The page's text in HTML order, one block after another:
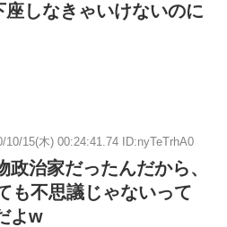
座しなきゃいけないのに
10/15(木) 00:24:41.74 ID:nyTeTrhA0
治家だったんだから、
も不思議じゃないって
よw